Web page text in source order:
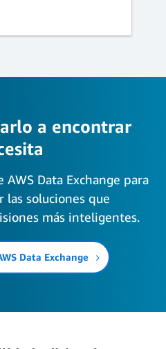
a encontrar
Data Exchange para
las soluciones que
más inteligentes.
Data Exchange